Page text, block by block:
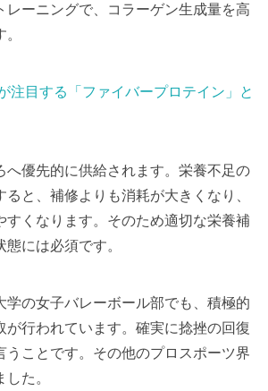
レーニングで、コラーゲン生成量を高
注目する「ファイバープロテイン」と
へ優先的に供給されます。栄養不足の
と、補修よりも消耗が大きくなり、
すくなります。そのため適切な栄養補
には必須です。
学の女子バレーボール部でも、積極的
が行われています。確実に捻挫の回復
うことです。その他のプロスポーツ界
た。